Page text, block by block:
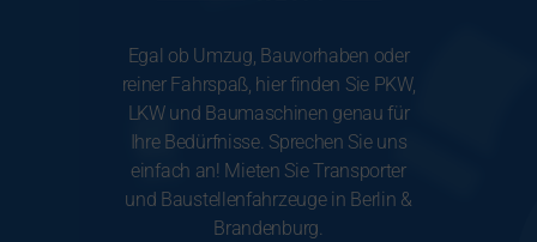
Egal ob Umzug, Bauvorhaben oder
reiner Fahrspaß, hier finden Sie PKW,
LKW und Baumaschinen genau für
Ihre Bedürfnisse. Sprechen Sie uns
einfach an! Mieten Sie Transporter
und Baustellenfahrzeuge in Berlin &
Brandenburg.